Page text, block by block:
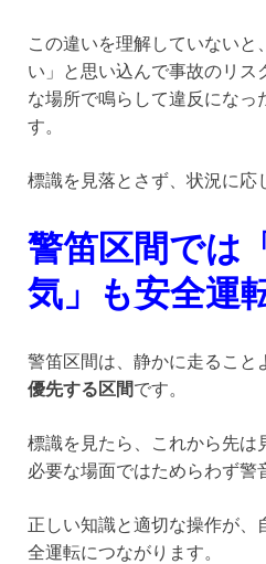
この違いを理解していないと
い」と思い込んで事故のリス
な場所で鳴らして違反になっ
す。
標識を見落とさず、状況に応
警笛区間では
気」も安全運
警笛区間は、静かに走ること
優先する区間です。
標識を見たら、これから先は
必要な場面ではためらわず警
正しい知識と適切な操作が、
全運転につながります。